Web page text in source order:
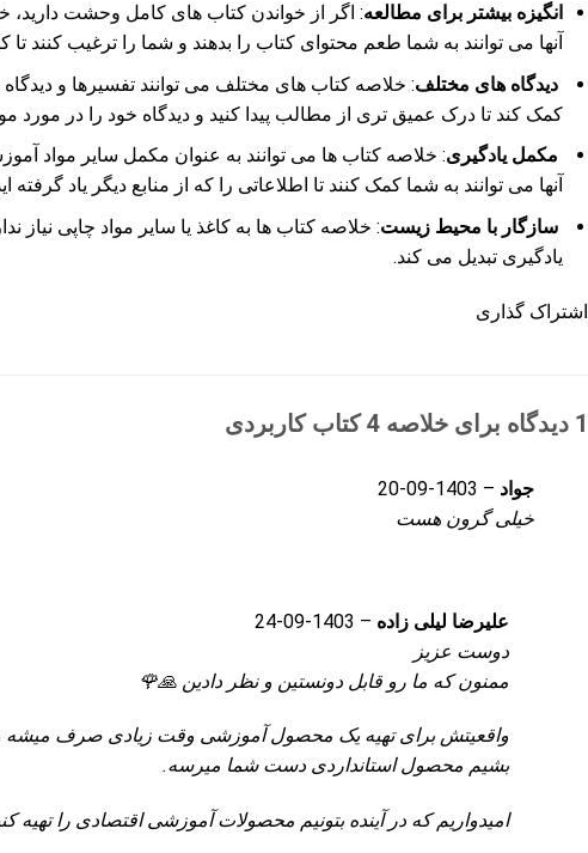
انگیزه بیشتر برای مطالعه: اگر از خواندن کتاب های کامل وحشت دارید،
آنها می توانند به شما طعم محتوای کتاب را بدهند و شما را ترغیب کنند تا
دیدگاه های مختلف: خلاصه کتاب های مختلف می توانند تفسیرها و
کمک کند تا درک عمیق تری از مطالب پیدا کنید و دیدگاه خود را در
مکمل یادگیری: خلاصه کتاب ها می توانند به عنوان مکمل سایر مواد
آنها می توانند به شما کمک کنند تا اطلاعاتی را که از منابع دیگر یاد گرفته
سازگار با محیط زیست: خلاصه کتاب ها به کاغذ یا سایر مواد چاپی نیاز
یادگیری تبدیل می کند.
اشتراک گذاری
1 دیدگاه برای خلاصه 4 کتاب کاربردی
جواد –
1403-09-20
خیلی گرون هست
علیرضا لیلی زاده –
1403-09-24
دوست عزیز
ممنون که ما رو قابل دونستین و نظر دادین 🙏🌹
واقعیتش برای تهیه یک محصول آموزشی وقت زیادی صرف
بشیم محصول استانداردی دست شما میرسه.
امیدواریم که در آینده بتونیم محصولات آموزشی اقتصادی را